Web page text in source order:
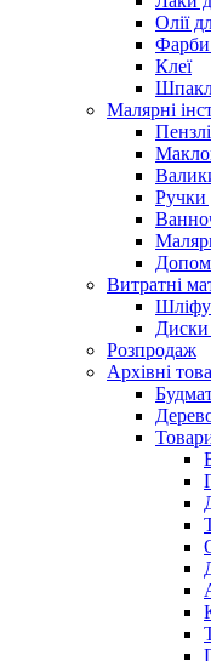
Олії
Фарби
Клеї
Малярні
Ручки
Витратні
Диски
Розпродаж
Архівні